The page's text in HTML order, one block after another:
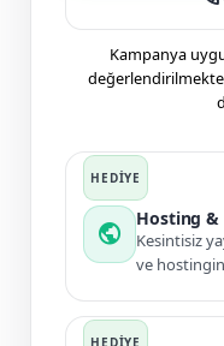
Kampanya
public
Hosting
Kesintisiz
ve